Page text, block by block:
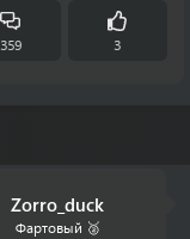
л
а
359 3
Zorro_duck
Фартовый 🥈